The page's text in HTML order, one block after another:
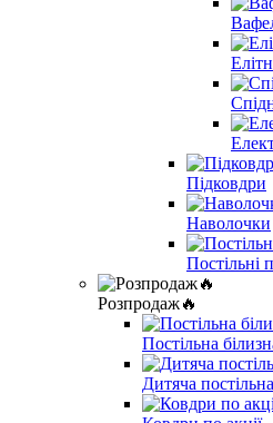
Підковдри
Наволочки
Постільні
Розпродаж🔥
Постільна
Дитяча